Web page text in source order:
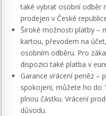
také vybrat osobní odběr
prodejen v České
Široké možnosti platby –
kartou, převodem na
osobním odběru. Pro
dispozici také platba v
Garance vrácení peněz –
spokojeni, můžete ho do
plnou částku. Vrácení
důvodu.